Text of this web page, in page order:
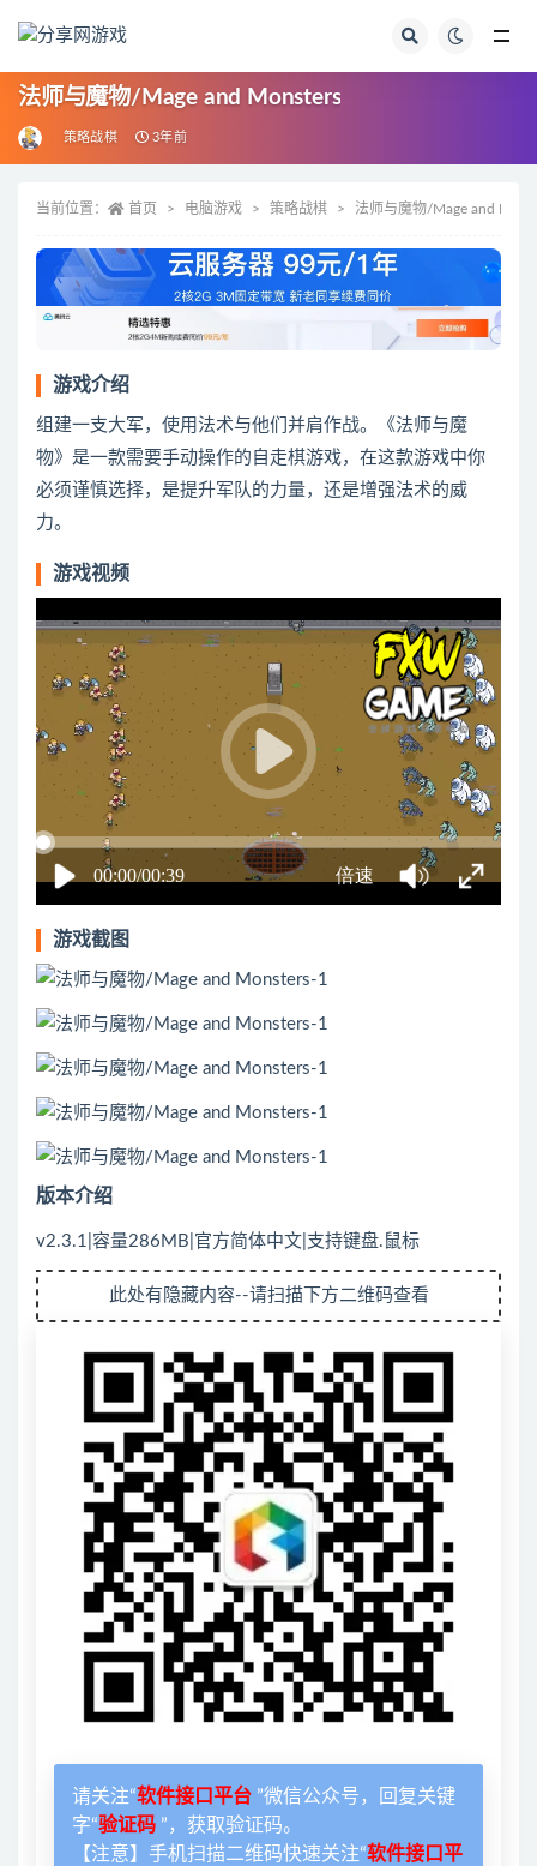
法师与魔物/Mage and Monsters
策略战棋 3年前
当前位置： 首页 电脑游戏 策略战棋 法师与魔物/Mage and
游戏介绍
组建一支大军，使用法术与他们并肩作战。《法师与魔
物》是一款需要手动操作的自走棋游戏，在这款游戏中你
必须谨慎选择，是提升军队的力量，还是增强法术的威
力。
游戏视频
游戏截图
版本介绍
v2.3.1|容量286MB|官方简体中文|支持键盘.鼠标
此处有隐藏内容--请扫描下方二维码查看
请关注“软件接口平台 ”微信公众号，回复关键
字“验证码 ”，获取验证码。
【注意】手机扫描二维码快速关注“软件接口平